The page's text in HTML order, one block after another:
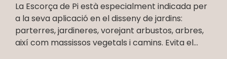
La Escorça de Pi està especialment indicada per
a la seva aplicació en el disseny de jardins:
parterres, jardineres, vorejant arbustos, arbres,
així com massissos vegetals i camins. Evita el...